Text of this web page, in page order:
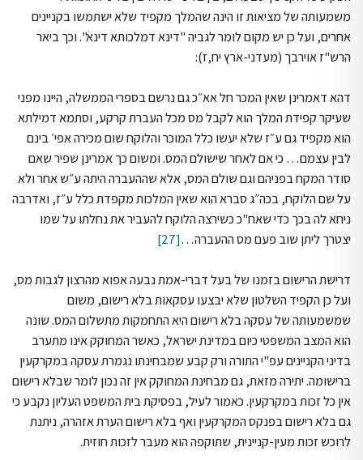
משמעותה של מציאות זו הינה שהמלך מקפיד שלא ישתמשו בקניינים
אחרים, ועל כן יש מקום לומר לגביה "דינא דמלכותא דינא". וכך ביאר
הרש"ז אוירבך (מעדני-ארץ יח,ז):
דהא דאמרינן שאין המכר חל אא״כ גם נרשם בספרי הממשלה, היינו מפני
שעיקר קפידת המלך הוא לקבל מס מכל העברת קרקע, וסתמא דמילתא
הוא מקפיד גם ע״ז שלא יעשו כלל המוכר והלוקח שום מכירה אפי׳ בינם
לבין עצמם… כי אם לאחר שישולם המס. ומשום כך אמרינן שפיר שאם
סודר המקח בפניהם וגם שולם המס, אלא שההעברה היתה ע״ש אחר ולא
על שם הלוקח, בכה״ג סברא הוא שאין המלכות מקפדת כלל ע״ז, ואדרבה
ניחא לה בכך כדי שאח"כ כשירצה הלוקח להעביר את נחלתו על שמו
יצטרך ליתן שוב פעם מס ההעברה…[27]
דרישת הרישום בזמנו של בעל דברי-אמת נבעה אפוא מהרצון לגבות מס,
ועל כן הקפיד השלטון שלא יבצעו עסקאות בלא רישום, משום
שמשמעותה של עסקה בלא רישום היא התחמקות מתשלום המס. שונה
הוא המצב המשפטי כיום במדינת ישראל, כאשר המחוקק אינו מתערב
בדיני הקניינים עפ"י התורה ורק קבע שמבחינתו נגמרת עסקה במקרקעין
ברישומה. יתירה מזאת, גם מבחינת המחוקק אין זה נכון לומר שבלא רישום
אין כל זכות במקרקעין. כאמור לעיל, בפסיקת בית המשפט העליון נקבע כי
גם בלא רישום בפנקס המקרקעין ואף בלא רישום הערת אזהרה, ניתנת
לרוכש זכות מעין-קניינית, שתוקפה הוא מעבר לזכות חוזית.